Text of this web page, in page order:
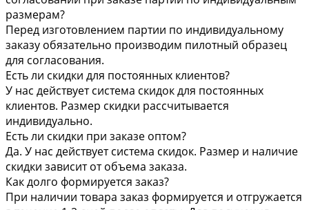
размерам?
Перед изготовлением партии по индивидуальному
заказу обязательно производим пилотный образец
для согласования.
Есть ли скидки для постоянных клиентов?
У нас действует система скидок для постоянных
клиентов. Размер скидки рассчитывается
индивидуально.
Есть ли скидки при заказе оптом?
Да. У нас действует система скидок. Размер и наличие
скидки зависит от объема заказа.
Как долго формируется заказ?
При наличии товара заказ формируется и отгружается